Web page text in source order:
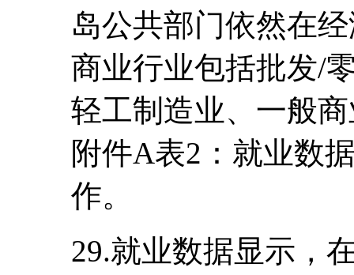
岛公共部门依然在
商业行业包括批发/
轻工制造业、一般
附件A表2：就业数
作。
29.就业数据显示，